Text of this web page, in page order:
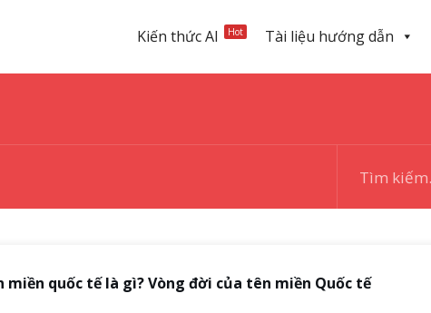
Kiến thức AI Hot Tài liệu hướng dẫn
miền quốc tế là gì? Vòng đời của tên miền Quốc tế